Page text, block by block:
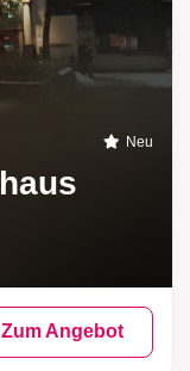
Neu
Zum Angebot